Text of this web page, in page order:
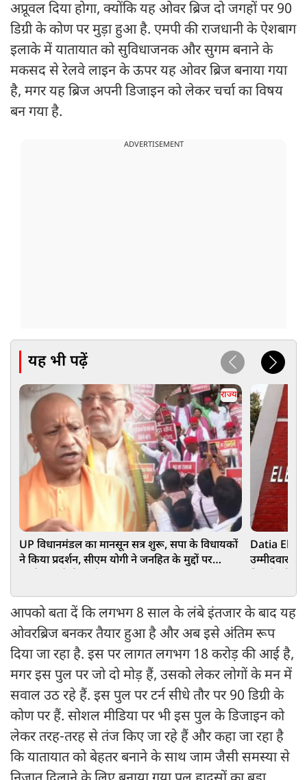
अप्रूवल दिया होगा, क्योंकि यह ओवर ब्रिज दो जगहों पर 90
डिग्री के कोण पर मुड़ा हुआ है. एमपी की राजधानी के ऐशबाग
इलाके में यातायात को सुविधाजनक और सुगम बनाने के
मकसद से रेलवे लाइन के ऊपर यह ओवर ब्रिज बनाया गया
है, मगर यह ब्रिज अपनी डिजाइन को लेकर चर्चा का विषय
बन गया है.
ADVERTISEMENT
यह भी पढ़ें
राज्य
UP विधानमंडल का मानसून सत्र शुरू, सपा के विधायकों
ने किया प्रदर्शन, सीएम योगी ने जनहित के मुद्दों पर
Datia
उम्मीदवार
आपको बता दें कि लगभग 8 साल के लंबे इंतजार के बाद यह
ओवरब्रिज बनकर तैयार हुआ है और अब इसे अंतिम रूप
दिया जा रहा है. इस पर लागत लगभग 18 करोड़ की आई है,
मगर इस पुल पर जो दो मोड़ हैं, उसको लेकर लोगों के मन में
सवाल उठ रहे हैं. इस पुल पर टर्न सीधे तौर पर 90 डिग्री के
कोण पर हैं. सोशल मीडिया पर भी इस पुल के डिजाइन को
लेकर तरह-तरह से तंज किए जा रहे हैं और कहा जा रहा है
कि यातायात को बेहतर बनाने के साथ जाम जैसी समस्या से